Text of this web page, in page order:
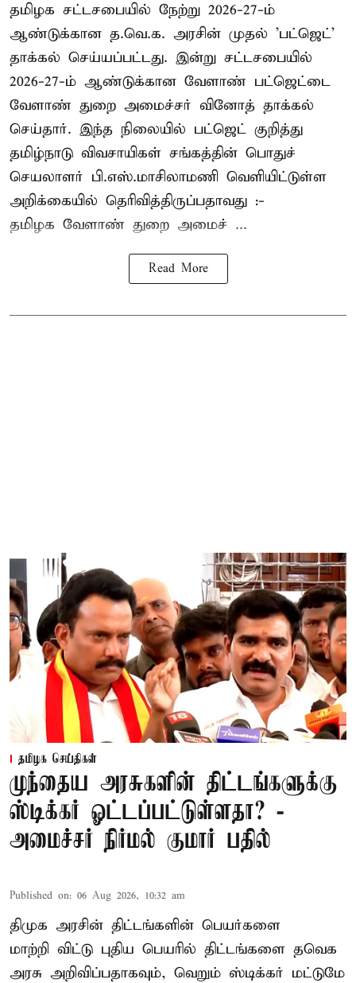
தமிழக சட்டசபையில் நேற்று 2026-27-ம்
ஆண்டுக்கான த.வெ.க. அரசின் முதல் 'பட்ஜெட்'
தாக்கல் செய்யப்பட்டது. இன்று சட்டசபையில்
2026-27-ம் ஆண்டுக்கான வேளாண் பட்ஜெட்டை
வேளாண் துறை அமைச்சர் வினோத் தாக்கல்
செய்தார். இந்த நிலையில் பட்ஜெட் குறித்து
தமிழ்நாடு விவசாயிகள் சங்கத்தின் பொதுச்
செயலாளர் பி.எஸ்.மாசிலாமணி வெளியிட்டுள்ள
அறிக்கையில் தெரிவித்திருப்பதாவது :-
தமிழக வேளாண் துறை அமைச் ...
Read More
தமிழக செய்திகள்
முந்தைய அரசுகளின் திட்டங்களுக்கு
ஸ்டிக்கர் ஓட்டப்பட்டுள்ளதா? -
அமைச்சர் நிர்மல் குமார் பதில்
Published on: 06 Aug 2026, 10:32 am
திமுக அரசின் திட்டங்களின் பெயர்களை
மாற்றி விட்டு புதிய பெயரில் திட்டங்களை தவெக
அரசு அறிவிப்பதாகவும், வெறும் ஸ்டிக்கர் மட்டுமே